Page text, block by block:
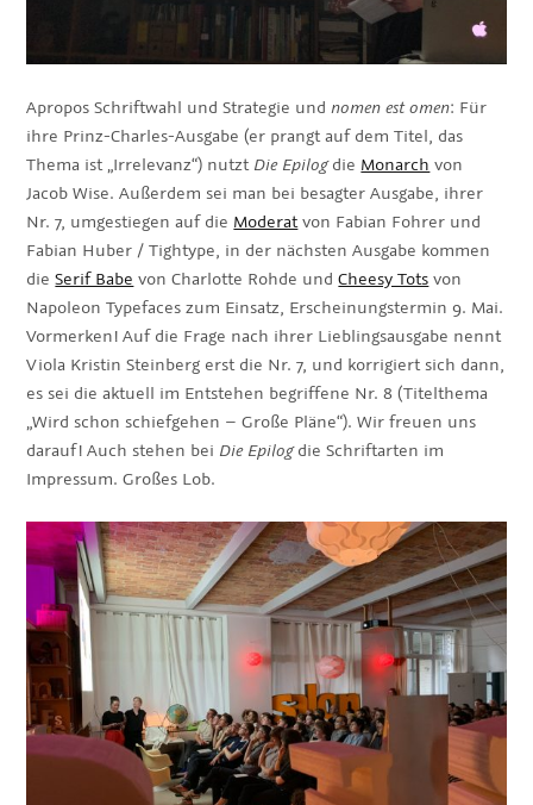
Apropos Schriftwahl und Strategie undnomen est omen: Für
ihre Prinz-Charles-Ausgabe (er prangt auf dem Titel, das
Thema ist „Irrelevanz“) nutzt Die Epilogdie Monarch von
Jacob Wise. Außerdem sei man bei besagter Ausgabe, ihrer
Nr. 7, umgestiegen auf die Moderatvon Fabian Fohrer und
Fabian Huber / Tightype, in der nächsten Ausgabe kommen
dieSerif Babe von Charlotte Rohde undCheesy Tots von
Napoleon Typefaces zum Einsatz, Erscheinungstermin 9. Mai.
Vormerken! Auf die Frage nach ihrer Lieblingsausgabe nennt
Viola Kristin Steinberg erst die Nr. 7, und korrigiert sich dann,
es sei die aktuell im Entstehen begriffene Nr. 8 (Titelthema
„Wird schon schiefgehen – Große Pläne“). Wir freuen uns
darauf! Auch stehen bei Die Epilogdie Schriftarten im
Impressum. Großes Lob.